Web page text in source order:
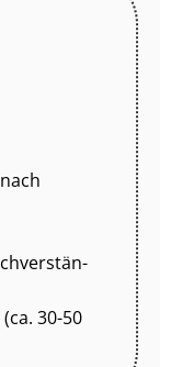
30-50